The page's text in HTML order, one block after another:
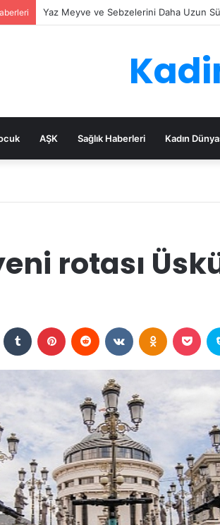
Yaz Meyve ve Sebzelerini Daha Uzun
AŞK Sağlık Haberleri Kadın
rotası
LinkedIn Tumblr Pinterest Reddit VKontakte